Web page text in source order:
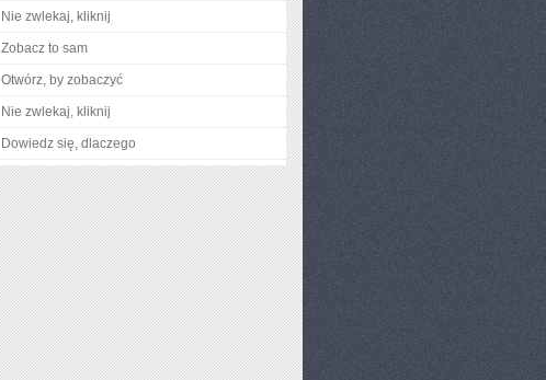
Nie zwlekaj, kliknij
Zobacz to sam
Otwórz, by zobaczyć
Nie zwlekaj, kliknij
Dowiedz się, dlaczego